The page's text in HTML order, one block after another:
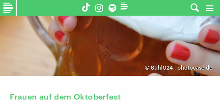
© Stihl024 | photocase.de
Frauen auf dem Oktoberfest